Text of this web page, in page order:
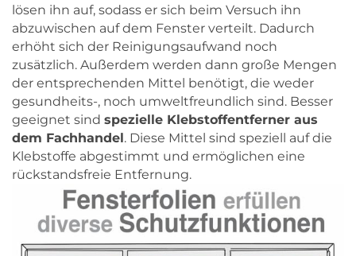
lösen ihn auf, sodass er sich beim Versuch ihn
abzuwischen auf dem Fenster verteilt. Dadurch
erhöht sich der Reinigungsaufwand noch
zusätzlich. Außerdem werden dann große Mengen
der entsprechenden Mittel benötigt, die weder
gesundheits-, noch umweltfreundlich sind. Besser
geeignet sind spezielle Klebstoffentferner aus
dem Fachhandel. Diese Mittel sind speziell auf die
Klebstoffe abgestimmt und ermöglichen eine
rückstandsfreie Entfernung.